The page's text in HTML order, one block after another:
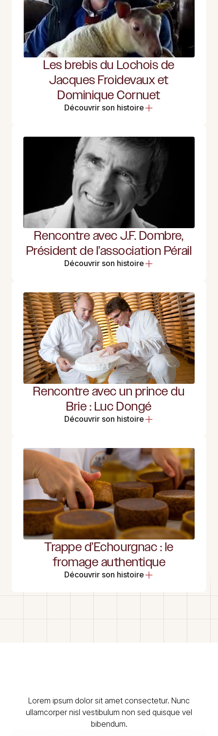
Les brebis du Lochois de
Jacques Froidevaux et
Dominique Cornuet
Découvrir son histoire
Rencontre avec J.F. Dombre,
Président de l’association Pérail
Découvrir son histoire
Rencontre avec un prince du
Brie : Luc Dongé
Découvrir son histoire
Trappe d’Echourgnac : le
fromage authentique
Découvrir son histoire
Lorem ipsum dolor sit amet consectetur. Nunc
ullamcorper nisl vestibulum non sed quisque vel
bibendum.